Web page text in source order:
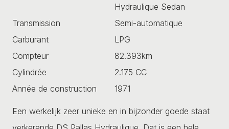
Hydraulique Sedan
Transmission
Semi-automatique
Carburant
LPG
Compteur
82.393km
Cylindrée
2.175 CC
Année de construction
1971
Een werkelijk zeer unieke en in bijzonder goede staat